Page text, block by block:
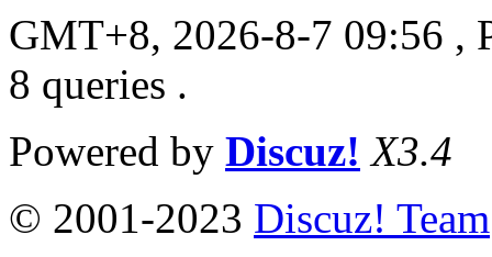
GMT+8, 2026-8-7 09:56 ,
8 queries .
Powered by Discuz! X3.4
© 2001-2023 Discuz! Team